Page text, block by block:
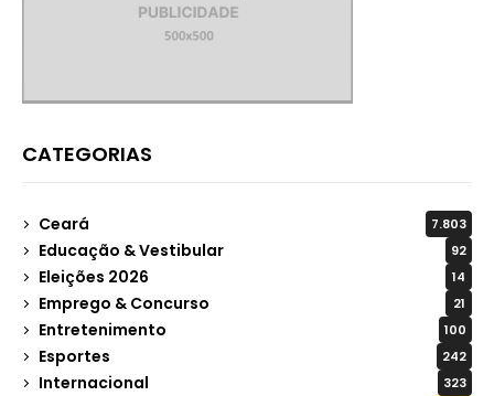
CATEGORIAS
Ceará 7.803
Educação & Vestibular 92
Eleições 2026 14
Emprego & Concurso 21
Entretenimento 100
Esportes 242
Internacional 323